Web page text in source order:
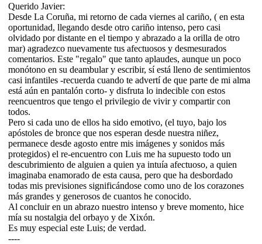
Querido Javier:
Desde La Coruña, mi retorno de cada viernes al cariño, ( en esta
oportunidad, llegando desde otro cariño intenso, pero casi
olvidado por distante en el tiempo y abrazado a la orilla de otro
mar) agradezco nuevamente tus afectuosos y desmesurados
comentarios. Este "regalo" que tanto aplaudes, aunque un poco
monótono en su deambular y escribir, sí está lleno de sentimientos
casi infantiles -recuerda cuando te advertí de que parte de mi alma
está aún en pantalón corto- y disfruta lo indecible con estos
reencuentros que tengo el privilegio de vivir y compartir con
todos.
Pero si cada uno de ellos ha sido emotivo, (el tuyo, bajo los
apóstoles de bronce que nos esperan desde nuestra niñez,
permanece desde agosto entre mis imágenes y sonidos más
protegidos) el re-encuentro con Luis me ha supuesto todo un
descubrimiento de alguien a quien ya intuía afectuoso, a quien
imaginaba enamorado de esta causa, pero que ha desbordado
todas mis previsiones significándose como uno de los corazones
más grandes y generosos de cuantos he conocido.
Al concluir en un abrazo nuestro intenso y breve momento, hice
mía su nostalgia del orbayo y de Xixón.
Es muy especial este Luis; de verdad.
----